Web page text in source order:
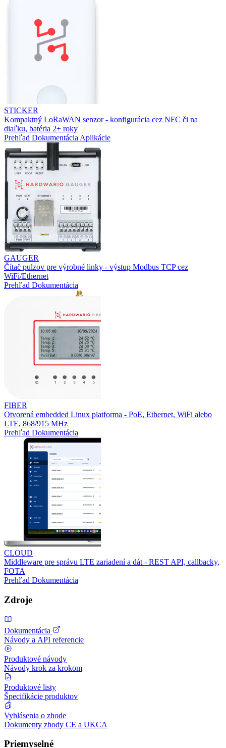
STICKER
Kompaktný LoRaWAN senzor - konfigurácia cez NFC či na
diaľku, batéria 2+ roky
Prehľad Dokumentácia Aplikácie
GAUGER
Čítač pulzov pre výrobné linky - výstup Modbus TCP cez
WiFi/Ethernet
Prehľad Dokumentácia
FIBER
Otvorená embedded Linux platforma - PoE, Ethernet, WiFi alebo
LTE, 868/915 MHz
Prehľad Dokumentácia
CLOUD
Middleware pre správu LTE zariadení a dát - REST API, callbacky,
FOTA
Prehľad Dokumentácia
Zdroje
Dokumentácia
Návody a API referencie
Produktové návody
Návody krok za krokom
Produktové listy
Špecifikácie produktov
Vyhlásenia o zhode
Dokumenty zhody CE a UKCA
Priemyselné